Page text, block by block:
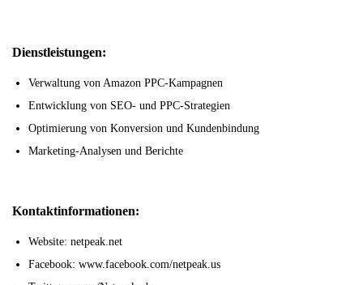
Dienstleistungen:
Verwaltung von Amazon PPC-Kampagnen
Entwicklung von SEO- und PPC-Strategien
Optimierung von Konversion und Kundenbindung
Marketing-Analysen und Berichte
Kontaktinformationen:
Website: netpeak.net
Facebook: www.facebook.com/netpeak.us